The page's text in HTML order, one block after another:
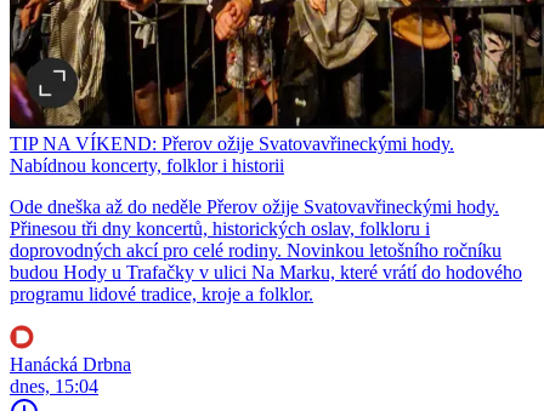
TIP NA VÍKEND: Přerov ožije Svatovavřineckými hody.
Nabídnou koncerty, folklor i historii
Ode dneška až do neděle Přerov ožije Svatovavřineckými hody.
Přinesou tři dny koncertů, historických oslav, folkloru i
doprovodných akcí pro celé rodiny. Novinkou letošního ročníku
budou Hody u Trafačky v ulici Na Marku, které vrátí do hodového
programu lidové tradice, kroje a folklor.
Hanácká Drbna
dnes, 15:04